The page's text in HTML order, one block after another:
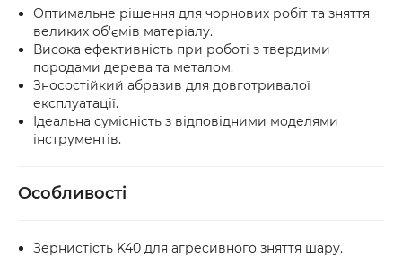
Оптимальне рішення для чорнових робіт та зняття
великих об'ємів матеріалу.
Висока ефективність при роботі з твердими
породами дерева та металом.
Зносостійкий абразив для довготривалої
експлуатації.
Ідеальна сумісність з відповідними моделями
інструментів.
Особливості
Зернистість K40 для агресивного зняття шару.